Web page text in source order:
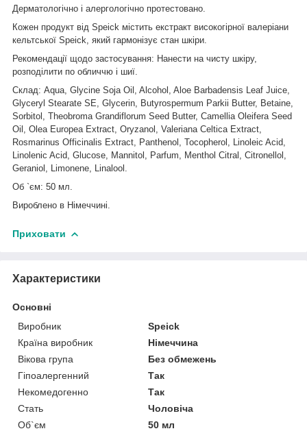
Дерматологічно і алергологічно протестовано.
Кожен продукт від Speick містить екстракт високогірної валеріани
кельтської Speick, який гармонізує стан шкіри.
Рекомендації щодо застосування: Нанести на чисту шкіру,
розподілити по обличчю і шиї.
Склад: Aqua, Glycine Soja Oil, Alcohol, Aloe Barbadensis Leaf Juice,
Glyceryl Stearate SE, Glycerin, Butyrospermum Parkii Butter, Betaine,
Sorbitol, Theobroma Grandiflorum Seed Butter, Camellia Oleifera Seed
Oil, Olea Europea Extract, Oryzanol, Valeriana Celtica Extract,
Rosmarinus Officinalis Extract, Panthenol, Tocopherol, Linoleic Acid,
Linolenic Acid, Glucose, Mannitol, Parfum, Menthol Citral, Citronellol,
Geraniol, Limonene, Linalool.
Об `єм: 50 мл.
Вироблено в Німеччині.
Приховати
Характеристики
Основні
Виробник
Speick
Країна виробник
Німеччина
Вікова група
Без обмежень
Гіпоалергенний
Так
Некомедогенно
Так
Стать
Чоловіча
Об`єм
50 мл